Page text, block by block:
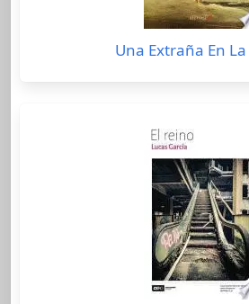
Una Extraña En